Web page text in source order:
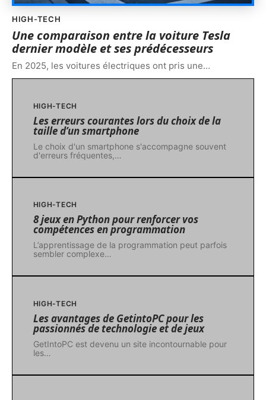
HIGH-TECH
Une comparaison entre la voiture Tesla
dernier modèle et ses prédécesseurs
En 2025, les voitures électriques ont pris une…
HIGH-TECH
Les erreurs courantes lors du choix de la
taille d’un smartphone
Le choix d'un smartphone s'accompagne souvent
d'erreurs fréquentes,…
HIGH-TECH
8 jeux en Python pour renforcer vos
compétences en programmation
L’apprentissage de la programmation peut parfois
sembler complexe…
HIGH-TECH
Les avantages de GetintoPC pour les
passionnés de technologie et de jeux
GetIntoPC est devenu un site incontournable pour
les…